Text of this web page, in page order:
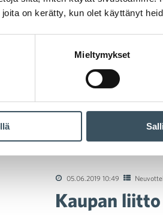
on kerätty, kun olet käyttänyt
Mieltymykset
Kaupan liitto hallitusohjelmasta:
05.06.2019 10:49
Kaupan